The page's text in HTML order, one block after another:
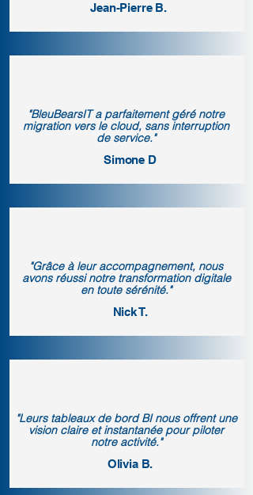
Jean-Pierre B.
"BleuBearsIT a parfaitement géré notre
migration vers le cloud, sans interruption
de service."
Simone D
"Grâce à leur accompagnement, nous
avons réussi notre transformation digitale
en toute sérénité."
Nick T.
"Leurs tableaux de bord BI nous offrent une
vision claire et instantanée pour piloter
notre activité."
Olivia B.